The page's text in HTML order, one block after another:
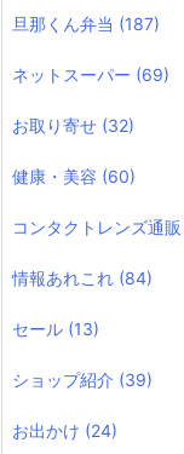
旦那くん弁当 (187)
ネットスーパー (69)
お取り寄せ (32)
健康・美容 (60)
コンタクトレンズ通販
情報あれこれ (84)
セール (13)
ショップ紹介 (39)
お出かけ (24)